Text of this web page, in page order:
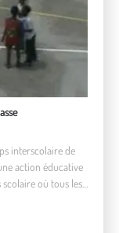
interscolaire de
action éducative
où tous les